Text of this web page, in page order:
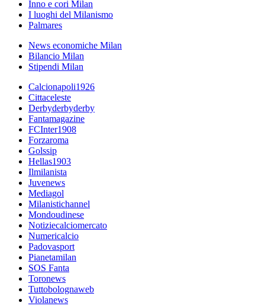
Inno e cori Milan
I luoghi del Milanismo
Palmares
News economiche Milan
Bilancio Milan
Stipendi Milan
Calcionapoli1926
Cittaceleste
Derbyderbyderby
Fantamagazine
FCInter1908
Forzaroma
Golssip
Hellas1903
Ilmilanista
Juvenews
Mediagol
Milanistichannel
Mondoudinese
Notiziecalciomercato
Numericalcio
Padovasport
Pianetamilan
SOS Fanta
Toronews
Tuttobolognaweb
Violanews